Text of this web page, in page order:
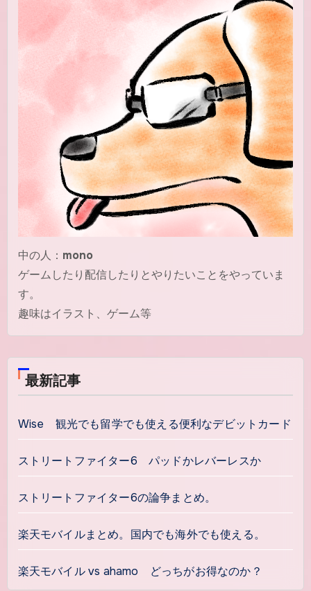
中の人： mono
ゲームしたり配信したりとやりたいことをやっていま
す。
趣味はイラスト、ゲーム等
最新記事
Wise 観光でも留学でも使える便利なデビットカード
ストリートファイター6 パッドかレバーレスか
ストリートファイター6の論争まとめ。
楽天モバイルまとめ。国内でも海外でも使える。
楽天モバイル vs ahamo どっちがお得なのか？